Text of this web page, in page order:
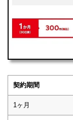
契約期間
1ヶ月